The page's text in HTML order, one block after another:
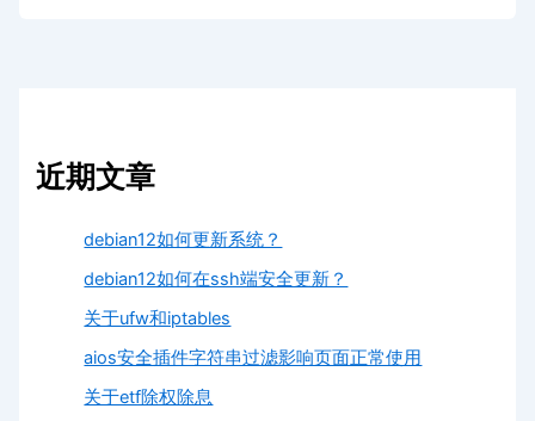
近期文章
debian12如何更新系统？
debian12如何在ssh端安全更新？
关于ufw和iptables
aios安全插件字符串过滤影响页面正常使用
关于etf除权除息